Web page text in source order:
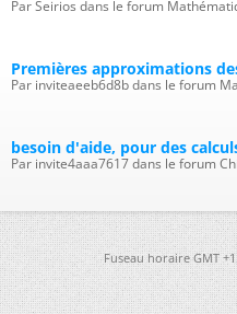
Par Seirios dans le forum
Premières approximations
Par inviteaeeb6d8b dans le forum
besoin d'aide, pour des
Par invite4aaa7617 dans le forum
Fuseau horaire GMT